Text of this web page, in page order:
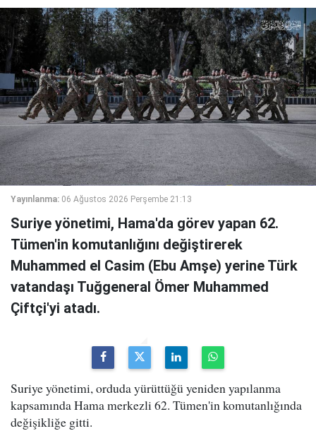
Yayınlanma: 06 Ağustos 2026 Perşembe 21:13
Suriye yönetimi, Hama'da görev yapan 62.
Tümen'in komutanlığını değiştirerek
Muhammed el Casim (Ebu Amşe) yerine Türk
vatandaşı Tuğgeneral Ömer Muhammed
Çiftçi'yi atadı.
Suriye yönetimi, orduda yürüttüğü yeniden yapılanma
kapsamında Hama merkezli 62. Tümen'in komutanlığında
değişikliğe gitti.